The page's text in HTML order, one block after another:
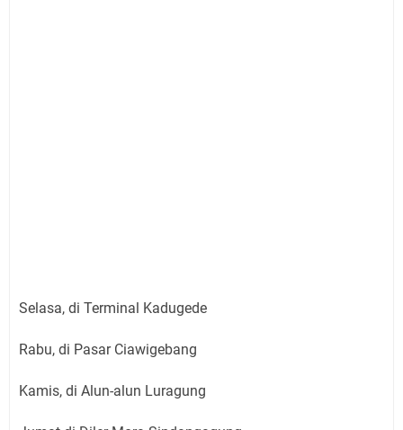
Selasa, di Terminal Kadugede
Rabu, di Pasar Ciawigebang
Kamis, di Alun-alun Luragung